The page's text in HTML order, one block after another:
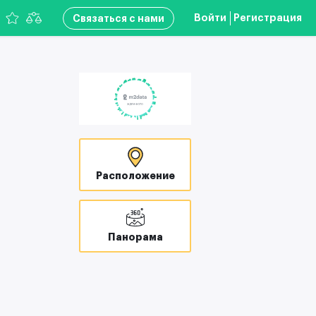
Связаться с нами Войти Регистрация
Расположение
Панорама